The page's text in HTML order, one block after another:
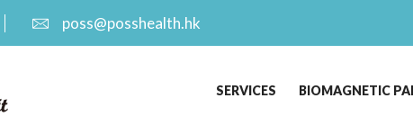
poss@posshealth.hk
SERVICES BIOMAGNETIC